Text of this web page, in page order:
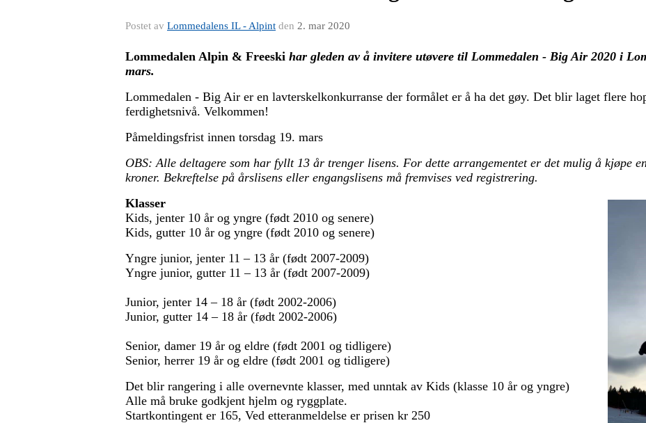
Postet av Lommedalens IL - Alpint den 2. mar 2020
Lommedalen Alpin & Freeski har gleden av å invitere utøvere til Lommedalen - Big Air 2020 i
mars.
Lommedalen - Big Air er en lavterskelkonkurranse der formålet er å ha det gøy. Det blir laget flere
ferdighetsnivå. Velkommen!
Påmeldingsfrist innen torsdag 19. mars
OBS: Alle deltagere som har fyllt 13 år trenger lisens. For dette arrangementet er det mulig å kjøpe
kroner. Bekreftelse på årslisens eller engangslisens må fremvises ved registrering.
Klasser
Kids, jenter 10 år og yngre (født 2010 og senere)
Kids, gutter 10 år og yngre (født 2010 og senere)
Yngre junior, jenter 11 – 13 år (født 2007-2009)
Yngre junior, gutter 11 – 13 år (født 2007-2009)
Junior, jenter 14 – 18 år (født 2002-2006)
Junior, gutter 14 – 18 år (født 2002-2006)
Senior, damer 19 år og eldre (født 2001 og tidligere)
Senior, herrer 19 år og eldre (født 2001 og tidligere)
Det blir rangering i alle overnevnte klasser, med unntak av Kids (klasse 10 år og yngre)
Alle må bruke godkjent hjelm og ryggplate.
Startkontingent er 165, Ved etteranmeldelse er prisen kr 250